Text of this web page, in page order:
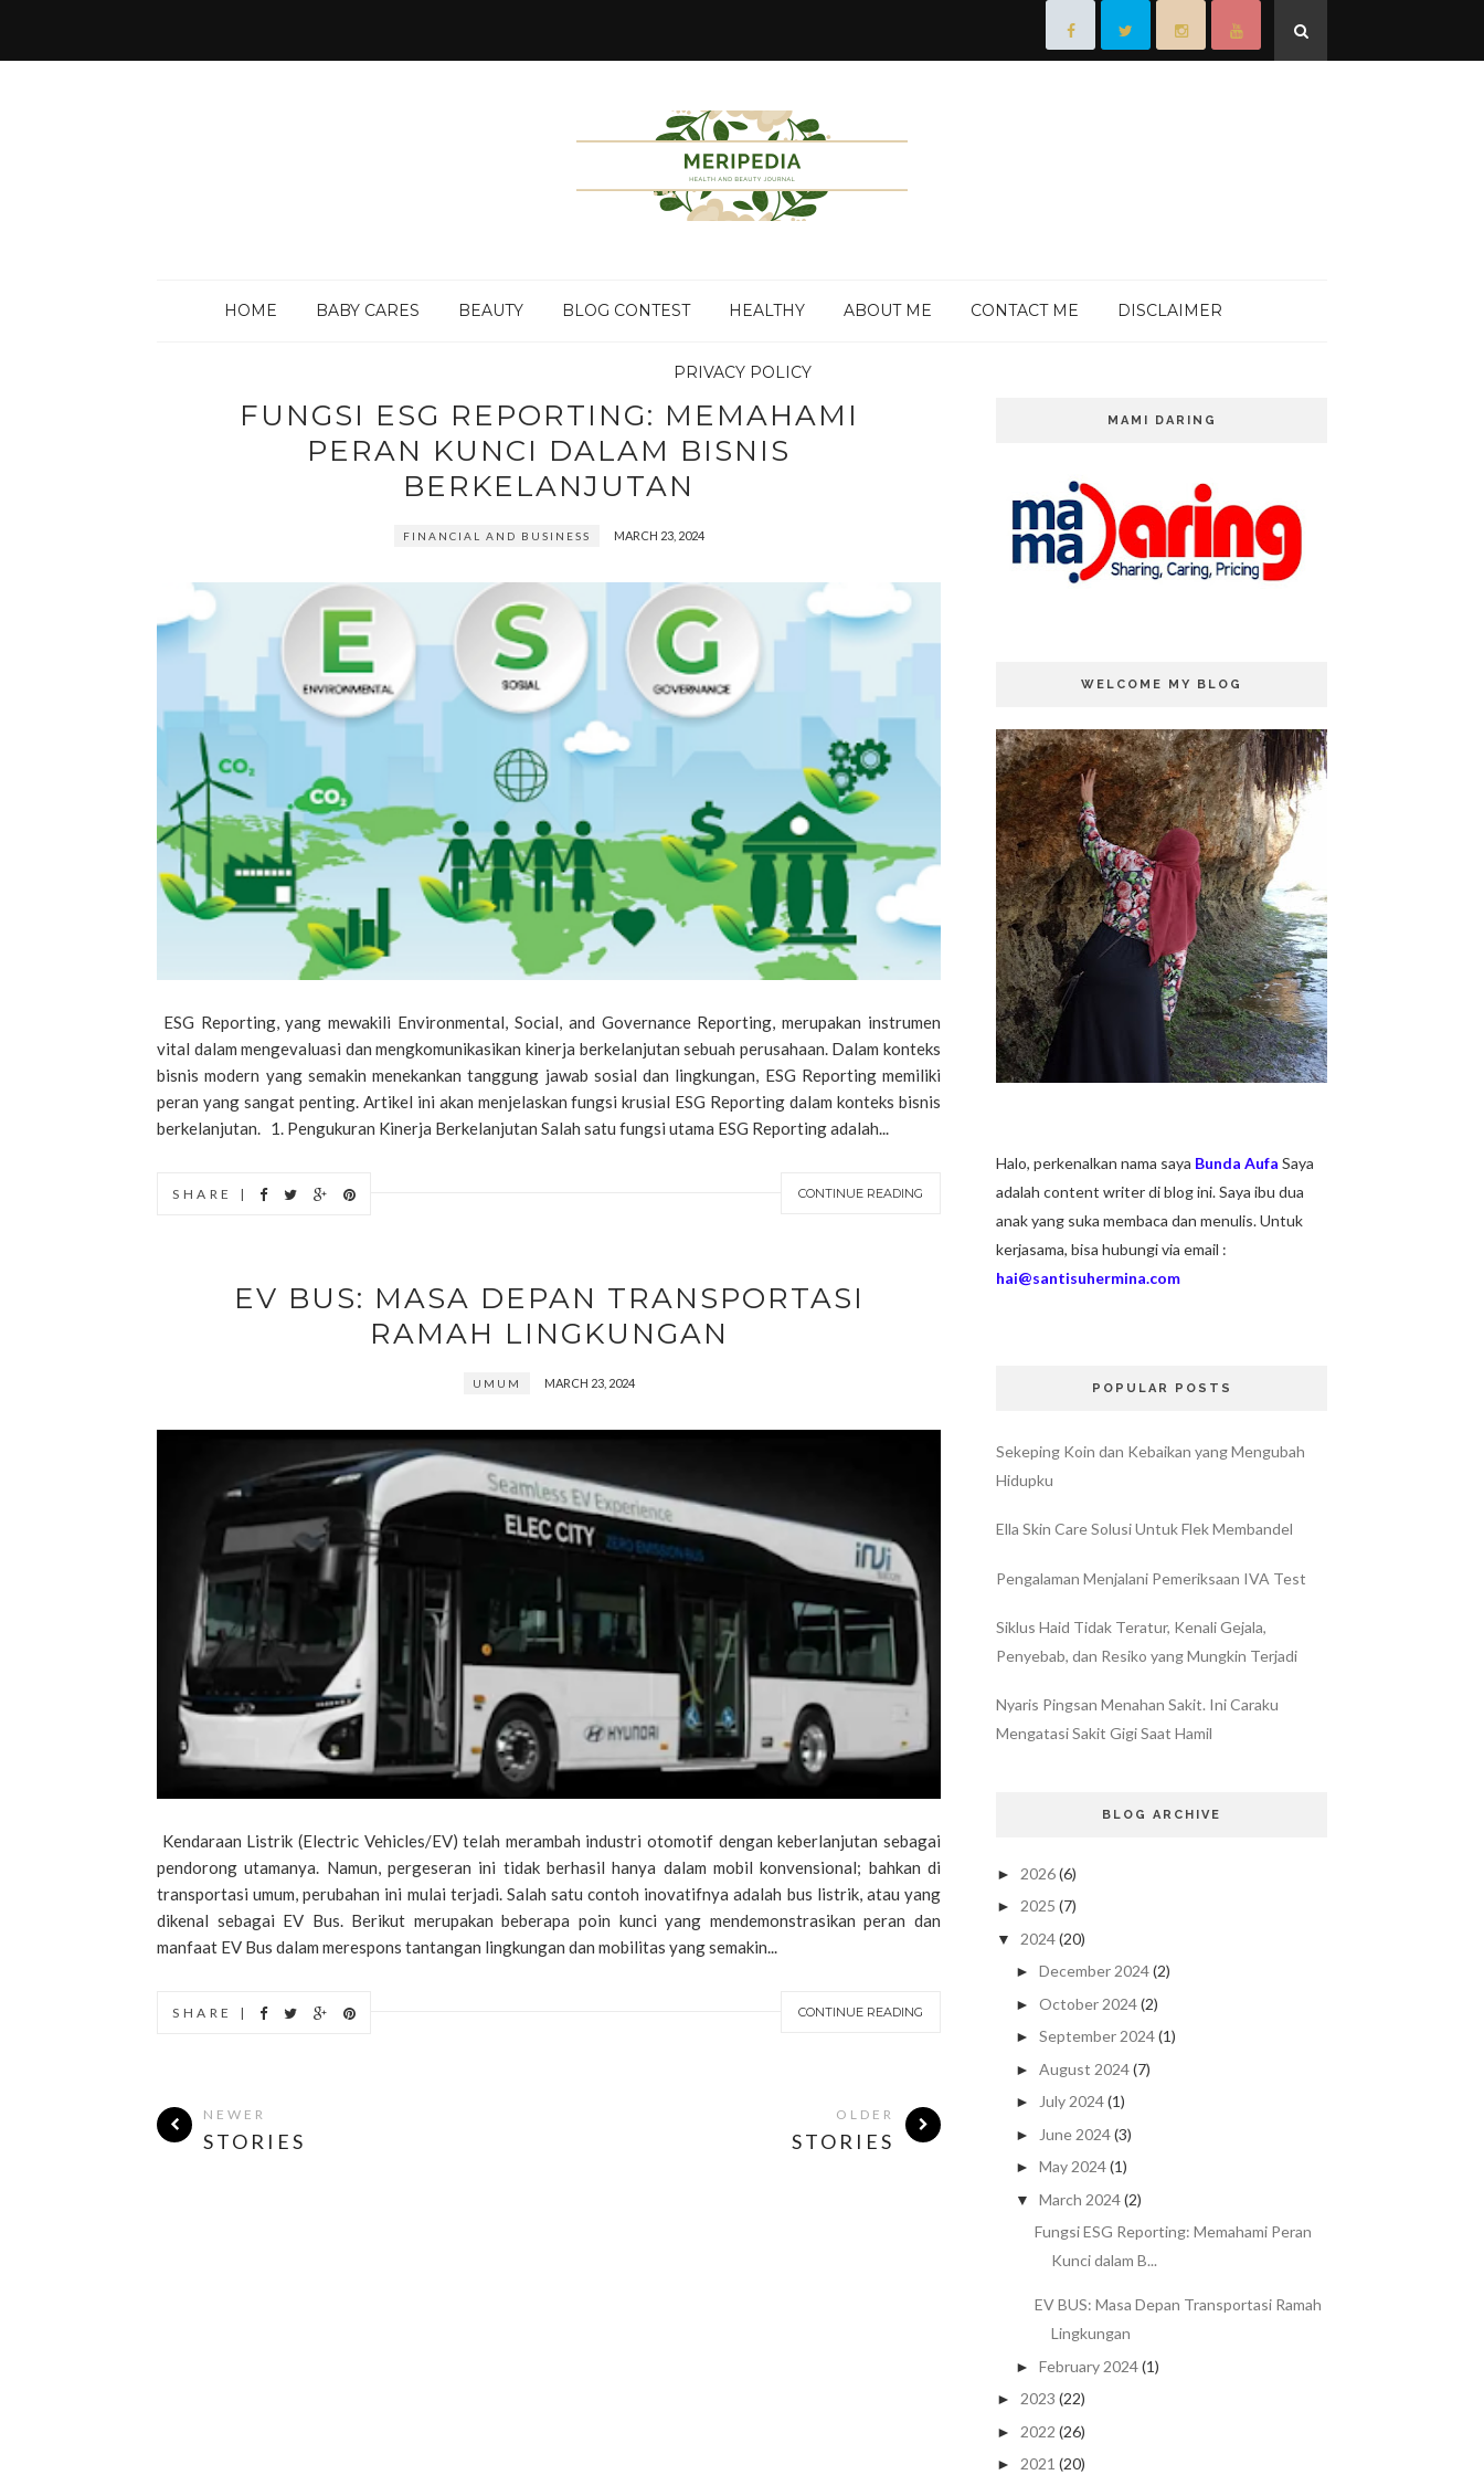
HOME BABY CARES BEAUTY BLOG CONTEST HEALTHY ABOUT ME CONTACT ME DISCLAIMER
PRIVACY POLICY
FUNGSI ESG REPORTING: MEMAHAMI
PERAN KUNCI DALAM BISNIS
BERKELANJUTAN
FINANCIAL AND BUSINESS MARCH 23, 2024
ESG Reporting, yang mewakili Environmental, Social, and Governance Reporting, merupakan instrumen
vital dalam mengevaluasi dan mengkomunikasikan kinerja berkelanjutan sebuah perusahaan. Dalam konteks
bisnis modern yang semakin menekankan tanggung jawab sosial dan lingkungan, ESG Reporting memiliki
peran yang sangat penting. Artikel ini akan menjelaskan fungsi krusial ESG Reporting dalam konteks bisnis
berkelanjutan. 1. Pengukuran Kinerja Berkelanjutan Salah satu fungsi utama ESG Reporting adalah...
CONTINUE READING
SHARE |
EV BUS: MASA DEPAN TRANSPORTASI
RAMAH LINGKUNGAN
UMUM MARCH 23, 2024
Kendaraan Listrik (Electric Vehicles/EV) telah merambah industri otomotif dengan keberlanjutan sebagai
pendorong utamanya. Namun, pergeseran ini tidak berhasil hanya dalam mobil konvensional; bahkan di
transportasi umum, perubahan ini mulai terjadi. Salah satu contoh inovatifnya adalah bus listrik, atau yang
dikenal sebagai EV Bus. Berikut merupakan beberapa poin kunci yang mendemonstrasikan peran dan
manfaat EV Bus dalam merespons tantangan lingkungan dan mobilitas yang semakin...
CONTINUE READING
SHARE |
NEWER
STORIES
OLDER
STORIES
MAMI DARING
WELCOME MY BLOG
Halo, perkenalkan nama saya Bunda Aufa Saya
adalah content writer di blog ini. Saya ibu dua
anak yang suka membaca dan menulis. Untuk
kerjasama, bisa hubungi via email :
hai@santisuhermina.com
POPULAR POSTS
Sekeping Koin dan Kebaikan yang Mengubah
Hidupku
Ella Skin Care Solusi Untuk Flek Membandel
Pengalaman Menjalani Pemeriksaan IVA Test
Siklus Haid Tidak Teratur, Kenali Gejala,
Penyebab, dan Resiko yang Mungkin Terjadi
Nyaris Pingsan Menahan Sakit. Ini Caraku
Mengatasi Sakit Gigi Saat Hamil
BLOG ARCHIVE
► 2026(6)
► 2025 (7)
▼ 2024(20)
► December 2024(2)
► October 2024(2)
► September 2024(1)
► August 2024(7)
► July 2024(1)
► June 2024(3)
► May 2024(1)
▼ March 2024(2)
Fungsi ESG Reporting: Memahami Peran
Kunci dalam B...
EV BUS: Masa Depan Transportasi Ramah
Lingkungan
► February 2024(1)
► 2023 (22)
► 2022 (26)
► 2021 (20)